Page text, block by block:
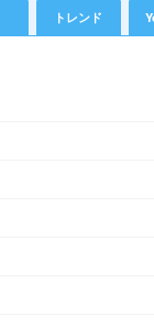
トレンド